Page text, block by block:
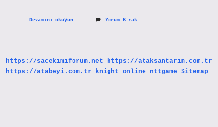
Devamını okuyunDoğal
Yorum Bırak
https://sacekimiforum.net
https://ataksantarim.com.tr
https://atabeyi.com.tr
knight online nttgame Sitemap